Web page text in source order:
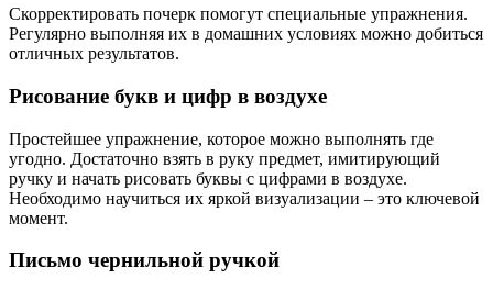
Скорректировать почерк помогут специальные упражнения.
Регулярно выполняя их в домашних условиях можно добиться
отличных результатов.
Рисование букв и цифр в воздухе
Простейшее упражнение, которое можно выполнять где
угодно. Достаточно взять в руку предмет, имитирующий
ручку и начать рисовать буквы с цифрами в воздухе.
Необходимо научиться их яркой визуализации – это ключевой
момент.
Письмо чернильной ручкой